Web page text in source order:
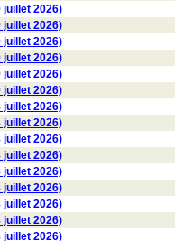
juillet 2026)
juillet 2026)
juillet 2026)
juillet 2026)
juillet 2026)
juillet 2026)
juillet 2026)
juillet 2026)
juillet 2026)
juillet 2026)
juillet 2026)
juillet 2026)
juillet 2026)
juillet 2026)
juillet 2026)